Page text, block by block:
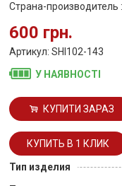
Страна-производитель
600 грн.
Артикул: SHI102-143
У НАЯВНОСТІ
КУПИТИ ЗАРАЗ
Тип изделия